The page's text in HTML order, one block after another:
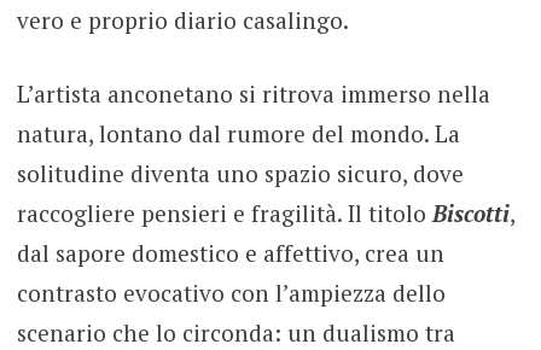
vero e proprio diario casalingo.
L’artista anconetano si ritrova immerso nella
natura, lontano dal rumore del mondo. La
solitudine diventa uno spazio sicuro, dove
raccogliere pensieri e fragilità. Il titoloBiscotti,
dal sapore domestico e affettivo, crea un
contrasto evocativo con l’ampiezza dello
scenario che lo circonda: un dualismo tra